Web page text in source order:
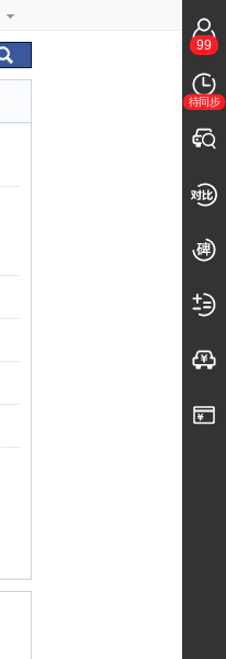
99
待同步